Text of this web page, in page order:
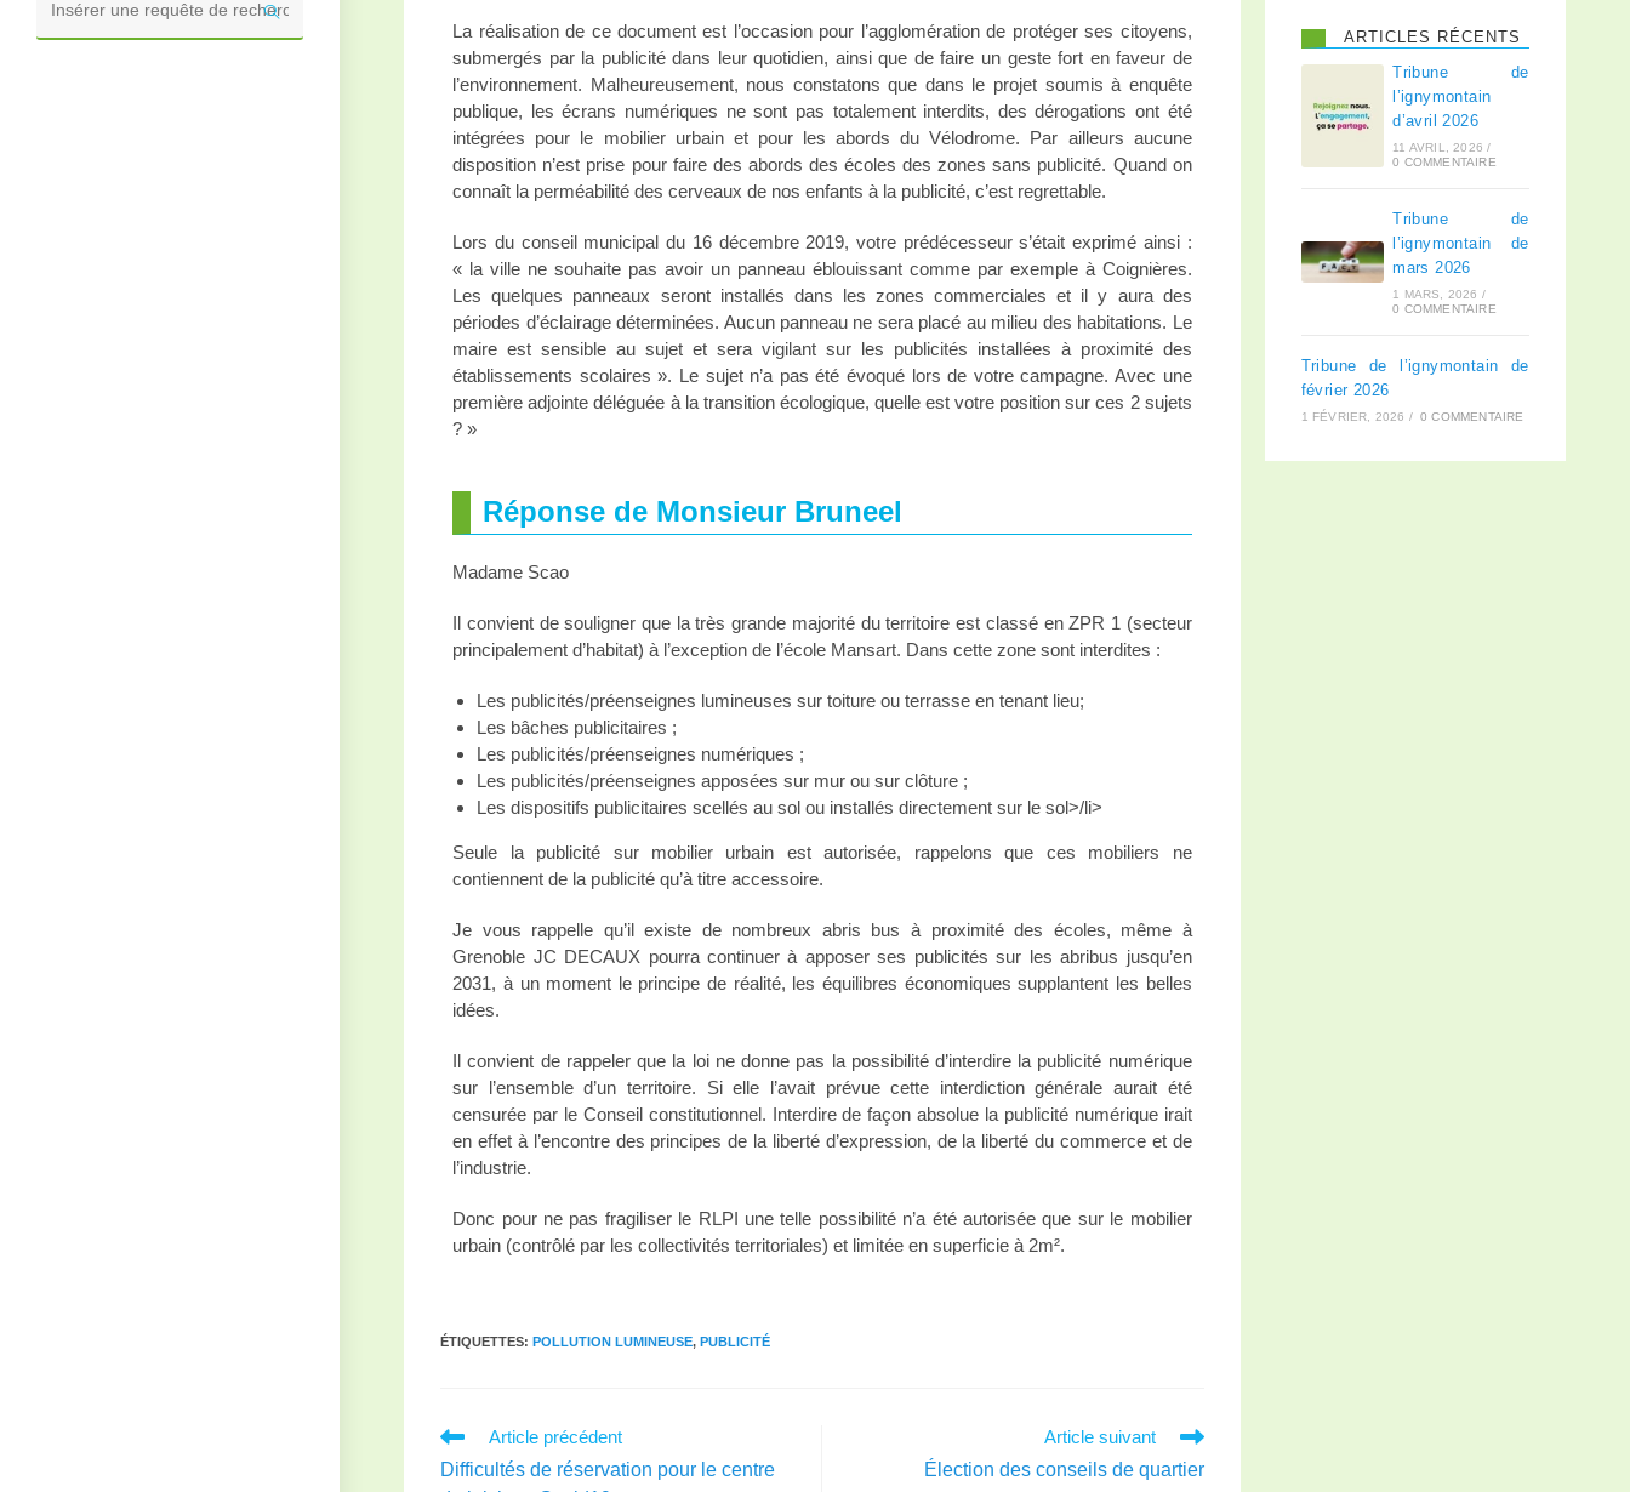
La réalisation de ce document est l’occasion pour l’agglomération de protéger ses citoyens,
submergés par la publicité dans leur quotidien, ainsi que de faire un geste fort en faveur de
l’environnement. Malheureusement, nous constatons que dans le projet soumis à enquête
publique, les écrans numériques ne sont pas totalement interdits, des dérogations ont été
intégrées pour le mobilier urbain et pour les abords du Vélodrome. Par ailleurs aucune
disposition n’est prise pour faire des abords des écoles des zones sans publicité. Quand on
connaît la perméabilité des cerveaux de nos enfants à la publicité, c’est regrettable.
Lors du conseil municipal du 16 décembre 2019, votre prédécesseur s’était exprimé ainsi :
« la ville ne souhaite pas avoir un panneau éblouissant comme par exemple à Coignières.
Les quelques panneaux seront installés dans les zones commerciales et il y aura des
périodes d’éclairage déterminées. Aucun panneau ne sera placé au milieu des habitations. Le
maire est sensible au sujet et sera vigilant sur les publicités installées à proximité des
établissements scolaires ». Le sujet n’a pas été évoqué lors de votre campagne. Avec une
première adjointe déléguée à la transition écologique, quelle est votre position sur ces 2 sujets
? »
Réponse de Monsieur Bruneel
Madame Scao
Il convient de souligner que la très grande majorité du territoire est classé en ZPR 1 (secteur
principalement d’habitat) à l’exception de l’école Mansart. Dans cette zone sont interdites :
Les publicités/préenseignes lumineuses sur toiture ou terrasse en tenant lieu;
Les bâches publicitaires ;
Les publicités/préenseignes numériques ;
Les publicités/préenseignes apposées sur mur ou sur clôture ;
Les dispositifs publicitaires scellés au sol ou installés directement sur le sol>/li>
Seule la publicité sur mobilier urbain est autorisée, rappelons que ces mobiliers ne
contiennent de la publicité qu’à titre accessoire.
Je vous rappelle qu’il existe de nombreux abris bus à proximité des écoles, même à
Grenoble JC DECAUX pourra continuer à apposer ses publicités sur les abribus jusqu’en
2031, à un moment le principe de réalité, les équilibres économiques supplantent les belles
idées.
Il convient de rappeler que la loi ne donne pas la possibilité d’interdire la publicité numérique
sur l’ensemble d’un territoire. Si elle l’avait prévue cette interdiction générale aurait été
censurée par le Conseil constitutionnel. Interdire de façon absolue la publicité numérique irait
en effet à l’encontre des principes de la liberté d’expression, de la liberté du commerce et de
l’industrie.
Donc pour ne pas fragiliser le RLPI une telle possibilité n’a été autorisée que sur le mobilier
urbain (contrôlé par les collectivités territoriales) et limitée en superficie à 2m².
ÉTIQUETTES:POLLUTION LUMINEUSE, PUBLICITÉ
Article précédent
Difficultés de réservation pour le centre
Article suivant
Élection des conseils de quartier
ARTICLES RÉCENTS
Tribune de
l’ignymontain
d’avril 2026
11 AVRIL, 2026 /
0 COMMENTAIRE
Tribune de
l’ignymontain de
mars 2026
1 MARS, 2026 /
0 COMMENTAIRE
Tribune de l’ignymontain de
février 2026
1 FÉVRIER, 2026 / 0 COMMENTAIRE